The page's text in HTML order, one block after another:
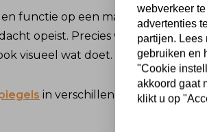
functie op een manier die je
opeist. Precies wat je zoekt als
visueel wat doet.
in verschillende formaten.
webverkeer
advertenties
partijen. Lees
gebruiken en
"Cookie
akkoord gaat
klikt u op